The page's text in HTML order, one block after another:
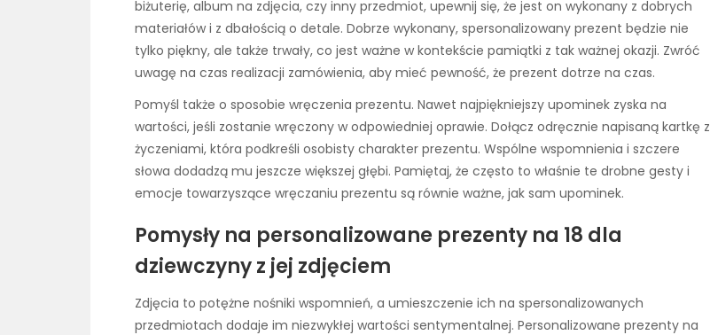
biżuterię, album na zdjęcia, czy inny przedmiot, upewnij się, że jest on wykonany z dobrych
materiałów i z dbałością o detale. Dobrze wykonany, spersonalizowany prezent będzie nie
tylko piękny, ale także trwały, co jest ważne w kontekście pamiątki z tak ważnej okazji. Zwróć
uwagę na czas realizacji zamówienia, aby mieć pewność, że prezent dotrze na czas.
Pomyśl także o sposobie wręczenia prezentu. Nawet najpiękniejszy upominek zyska na
wartości, jeśli zostanie wręczony w odpowiedniej oprawie. Dołącz odręcznie napisaną kartkę z
życzeniami, która podkreśli osobisty charakter prezentu. Wspólne wspomnienia i szczere
słowa dodadzą mu jeszcze większej głębi. Pamiętaj, że często to właśnie te drobne gesty i
emocje towarzyszące wręczaniu prezentu są równie ważne, jak sam upominek.
Pomysły na personalizowane prezenty na 18 dla
dziewczyny z jej zdjęciem
Zdjęcia to potężne nośniki wspomnień, a umieszczenie ich na spersonalizowanych
przedmiotach dodaje im niezwykłej wartości sentymentalnej. Personalizowane prezenty na